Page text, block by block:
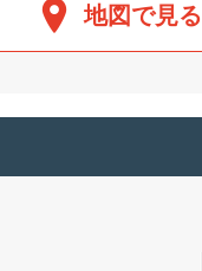
地図で見る